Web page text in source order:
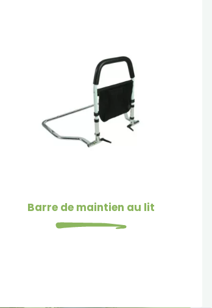
Barre de maintien au lit